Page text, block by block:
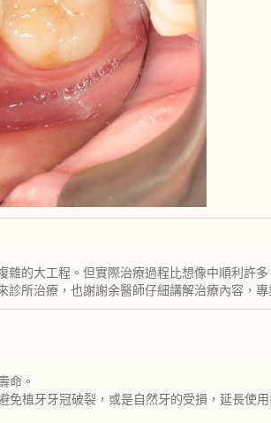
的大工程。但實際治療過程比想像中順利
所治療，也謝謝余醫師仔細講解治療內容，
命。
植牙牙冠破裂，或是自然牙的受損，延長使用